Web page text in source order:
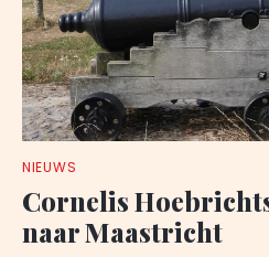
NIEUWS
Cornelis
naar Maastricht